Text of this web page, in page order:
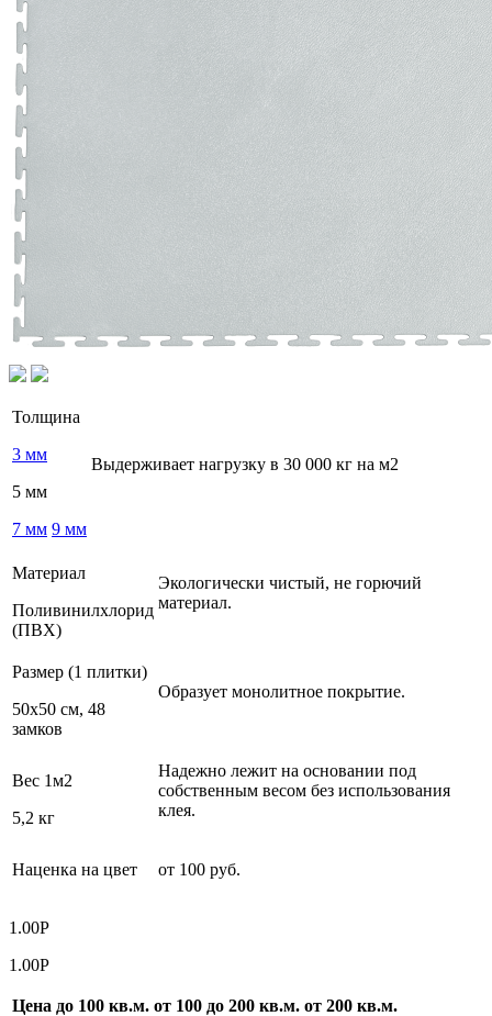
Толщина
3 мм
5 мм
7 мм 9 мм
Выдерживает нагрузку в 30 000 кг на м2
Материал
Поливинилхлорид
(ПВХ)
Экологически чистый, не горючий
материал.
Размер (1 плитки)
50х50 см, 48
замков
Образует монолитное покрытие.
Вес 1м2
5,2 кг
Надежно лежит на основании под
собственным весом без использования
клея.
Наценка на цвет от 100 руб.
1.00Р
1.00Р
Цена до 100 кв.м. от 100 до 200 кв.м. от 200 кв.м.